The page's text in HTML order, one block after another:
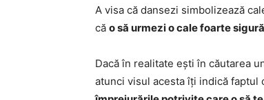
A visa că dansezi simbolizează
că o să urmezi o cale foarte
Dacă în realitate ești în căutarea
atunci visul acesta îți indică faptul